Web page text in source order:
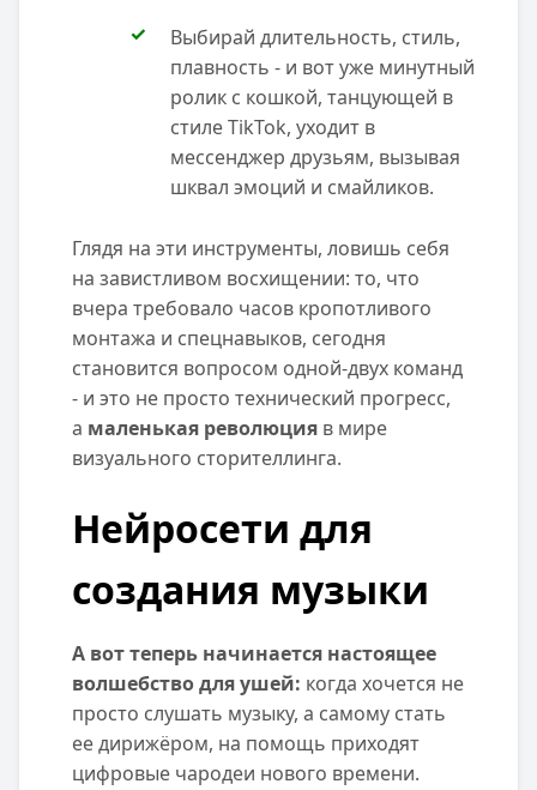
Выбирай длительность, стиль,
плавность - и вот уже минутный
ролик с кошкой, танцующей в
стиле TikTok, уходит в
мессенджер друзьям, вызывая
шквал эмоций и смайликов.
Глядя на эти инструменты, ловишь себя
на завистливом восхищении: то, что
вчера требовало часов кропотливого
монтажа и спецнавыков, сегодня
становится вопросом одной-двух команд
- и это не просто технический прогресс,
а маленькая революция в мире
визуального сторителлинга.
Нейросети для
создания музыки
А вот теперь начинается настоящее
волшебство для ушей: когда хочется не
просто слушать музыку, а самому стать
ее дирижёром, на помощь приходят
цифровые чародеи нового времени.